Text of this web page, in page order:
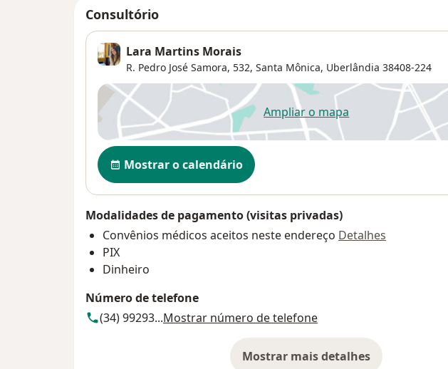
Consultório
Lara Martins Morais
R. Pedro José Samora, 532, Santa Mônica, Uberlândia 38408-224
Ampliar o mapaabre num novo separador
Disponibilidade
Mostrar o calendário
Modalidades de pagamento (visitas privadas)
Convênios médicos aceitos neste endereço Detalhes
PIX
Dinheiro
Número de telefone
(34) 99293...Mostrar número de telefone
Mostrar mais detalhes
sobre o endereço